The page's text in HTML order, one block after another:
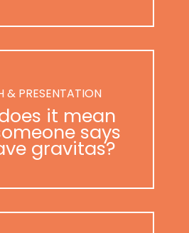
& PRESENTATION
it mean
says
gravitas?